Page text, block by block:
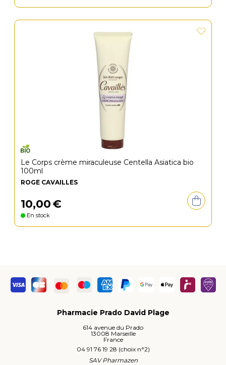
Le Corps crème miraculeuse Centella Asiatica bio
100ml
ROGÉ CAVAILLÈS
10,00€
En stock
Pharmacie Prado David Plage
614 avenue du Prado
13008 Marseille
France
04 91 76 19 28 (choix n°2)
SAV Pharmazen